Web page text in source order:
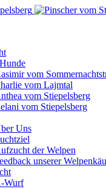
vom
vom Lajmtal
vom Stiepelsberg
vom Stiepelsberg
Uns
der Welpen
unserer
Wurf